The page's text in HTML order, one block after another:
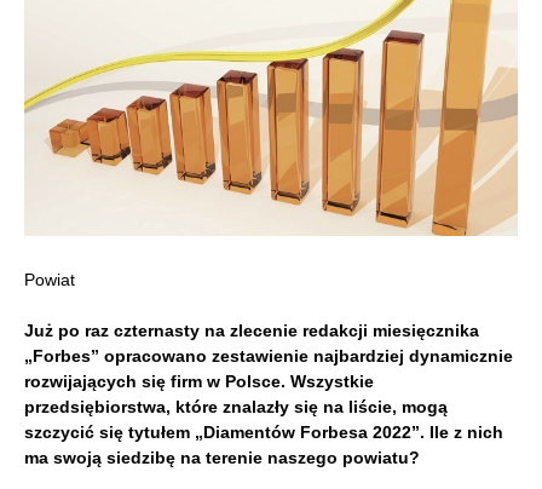
Powiat
Już po raz czternasty na zlecenie redakcji miesięcznika
„Forbes” opracowano zestawienie najbardziej dynamicznie
rozwijających się firm w Polsce. Wszystkie
przedsiębiorstwa, które znalazły się na liście, mogą
szczycić się tytułem „Diamentów Forbesa 2022”. Ile z nich
ma swoją siedzibę na terenie naszego powiatu?